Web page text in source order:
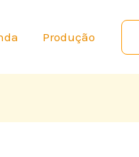
Produção